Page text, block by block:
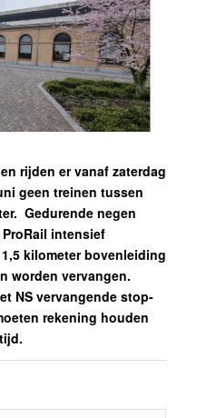
rijden er vanaf zaterdag
geen treinen tussen
Gedurende negen
intensief
kilometer bovenleiding
worden vervangen.
NS vervangende stop-
rekening houden